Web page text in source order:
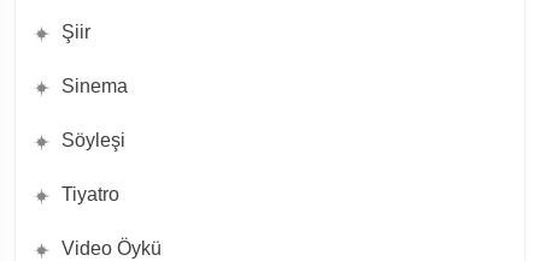
Şiir
Sinema
Söyleşi
Tiyatro
Video Öykü